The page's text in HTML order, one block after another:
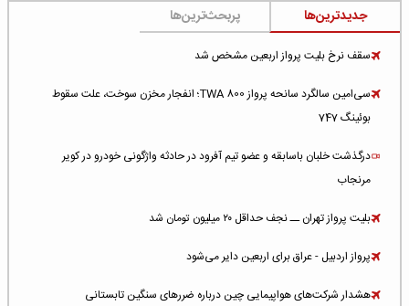
جدیدترین‌ها پربحث‌ترین‌ها
سقف نرخ بلیت پرواز اربعین مشخص شد
سی‌امین سالگرد سانحه پرواز TWA 800؛ انفجار مخزن سوخت، علت سقوط
بوئینگ 747
درگذشت خلبان باسابقه و عضو تیم آفرود در حادثه واژگونی خودرو در کویر
مرنجاب
بلیت پرواز تهران ــ نجف حداقل ۲۰ میلیون تومان شد
پرواز اردبیل - عراق برای اربعین دایر می‌شود
هشدار شرکت‌های هواپیمایی چین درباره ضررهای سنگین تابستانی